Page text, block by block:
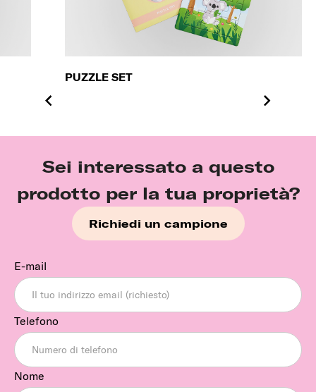
PUZZLE SET
Sei interessato a questo
prodotto per la tua proprietà?
Richiedi un campione
E-mail
Telefono
Nome